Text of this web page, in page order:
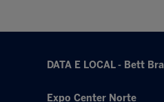
DATA E LOCAL - Bett
Expo Center Norte